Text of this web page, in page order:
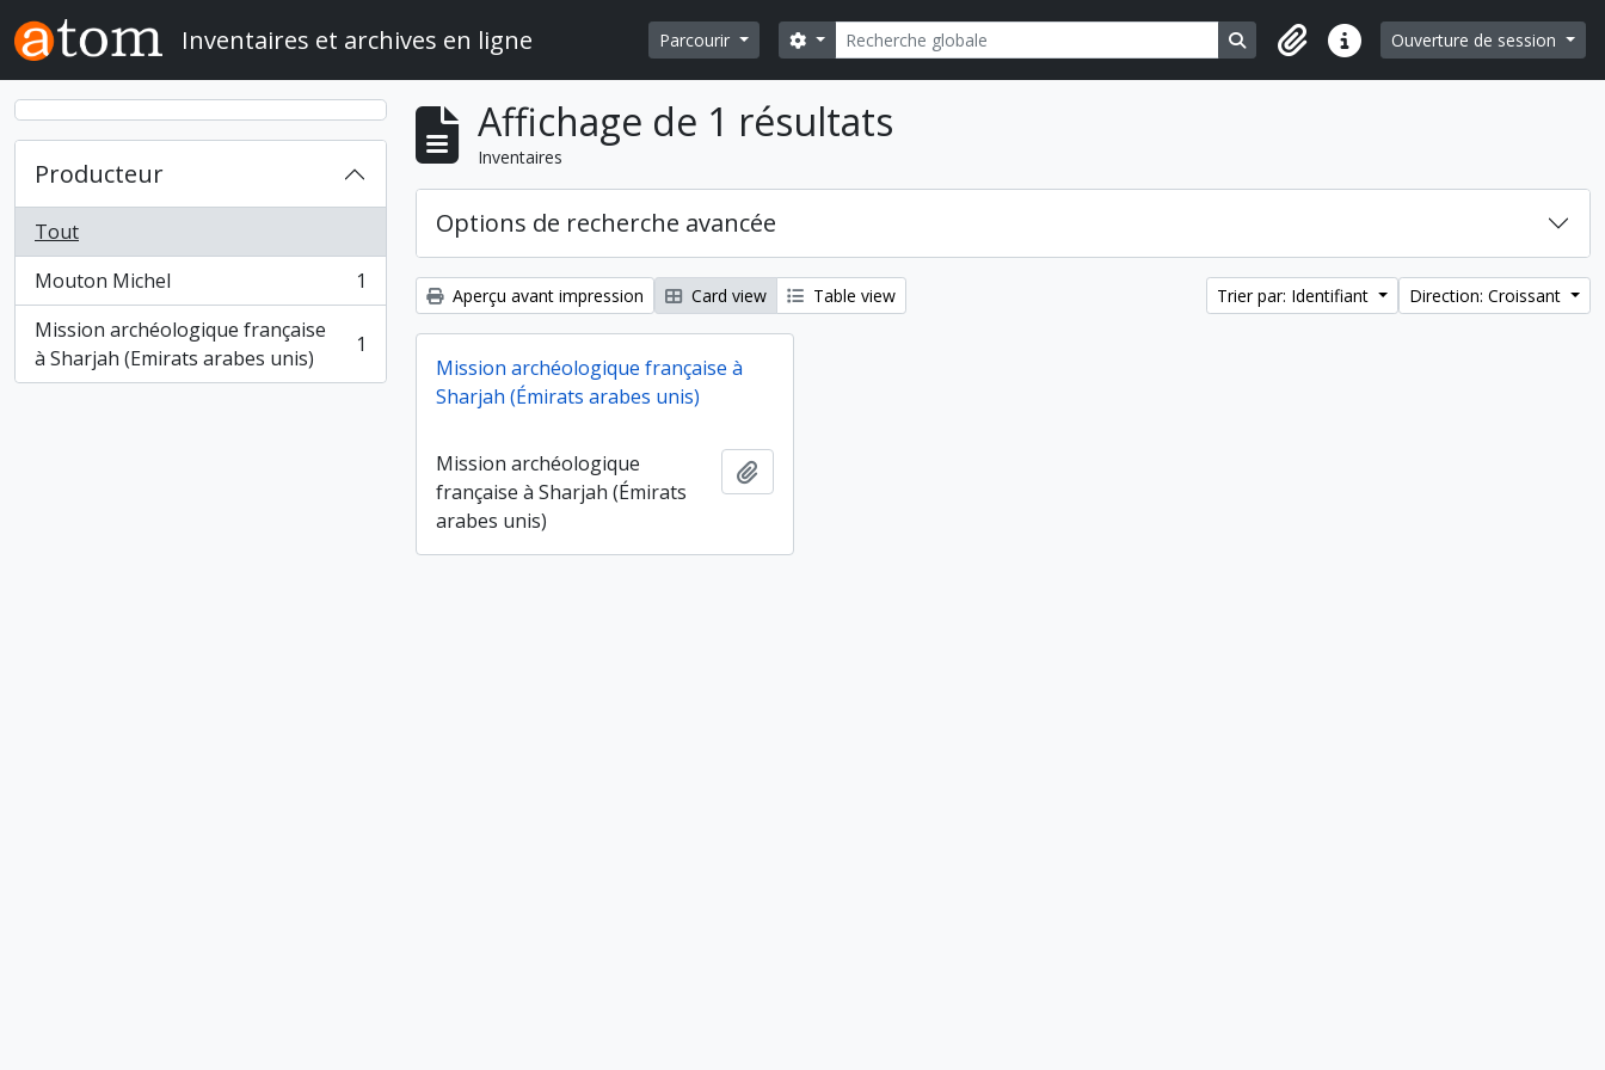
Skip to main content
Inventaires et archives en ligne Parcourir Rechercher
Search options Search in browse page
Liens rapidesOuverture de session
Producteur
Tout
Mouton Michel
, 1 résultats
1
Mission archéologique française
à Sharjah (Emirats arabes unis)
, 1 résultats 1
Affichage de 1 résultats
Inventaires
Options de recherche avancée
Aperçu avant impression Card view Table view Trier par: Identifiant Direction: Croissant
Mission archéologique française à
Sharjah (Émirats arabes unis)
Mission archéologique
française à Sharjah (Émirats
arabes unis)